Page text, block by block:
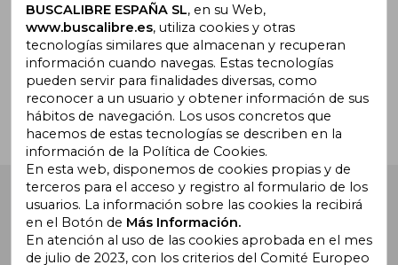
¿Necesitas ayuda?
Buscalibre España . Calle Energía, 65, Nave 3 (08940),
Cornellà de Llobregat, Barcelona. Derechos Reservados.
BUSCALIBRE ESPAÑA SL, en su Web,
www.buscalibre.es, utiliza cookies y otras
tecnologías similares que almacenan y recuperan
información cuando navegas. Estas tecnologías
pueden servir para finalidades diversas, como
reconocer a un usuario y obtener información de sus
hábitos de navegación. Los usos concretos que
hacemos de estas tecnologías se describen en la
información de la Política de Cookies.
En esta web, disponemos de cookies propias y de
terceros para el acceso y registro al formulario de los
usuarios. La información sobre las cookies la recibirá
en el Botón de Más Información.
En atención al uso de las cookies aprobada en el mes
de julio de 2023, con los criterios del Comité Europeo